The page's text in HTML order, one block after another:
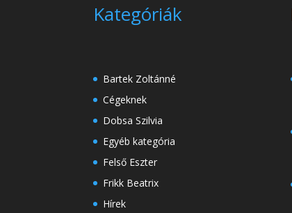
Kategóriák
Bartek Zoltánné
Cégeknek
Dobsa Szilvia
Egyéb kategória
Felső Eszter
Frikk Beatrix
Hírek